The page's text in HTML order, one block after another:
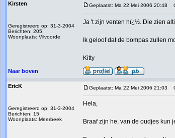
Kirsten
Geregistreerd op: 31-3-2004
Berichten: 205
Woonplaats: Vilvoorde
Geplaatst: Ma 22 Mei 2006 20:48
Ja 't zijn venten hï¿½. Die zien
Ik geloof dat de bompas zullen
Kitty
Naar boven
EricK
Geregistreerd op: 31-3-2004
Berichten: 15
Woonplaats: Meerbeek
Geplaatst: Ma 22 Mei 2006 21:03
Hela,
Braaf zijn he, van de oudjes kun